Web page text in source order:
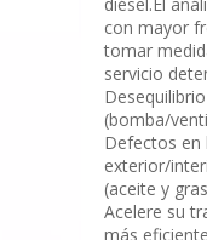
con mayor
tomar
servicio
(bomba/
Defectos en
exterior/
(aceite y
Acelere su
más